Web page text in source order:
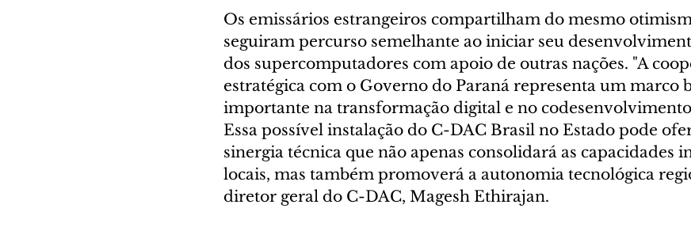
Os emissários estrangeiros compartilham do mesmo
seguiram percurso semelhante ao iniciar seu
dos supercomputadores com apoio de outras nações. "A
estratégica com o Governo do Paraná representa um marco
importante na transformação digital e no
Essa possível instalação do C-DAC Brasil no Estado pode
sinergia técnica que não apenas consolidará as capacidades
locais, mas também promoverá a autonomia tecnológica
diretor geral do C-DAC, Magesh Ethirajan.